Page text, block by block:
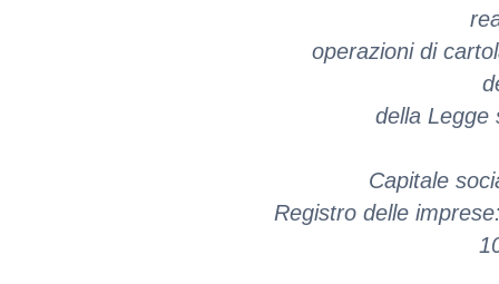
operazioni di
della Legge
Capitale
Registro delle